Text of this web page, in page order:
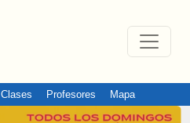
Clases Profesores Mapa